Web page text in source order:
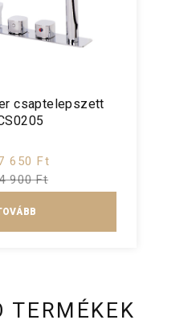
csaptelepszett
650 Ft
900 Ft
TERMÉKEK